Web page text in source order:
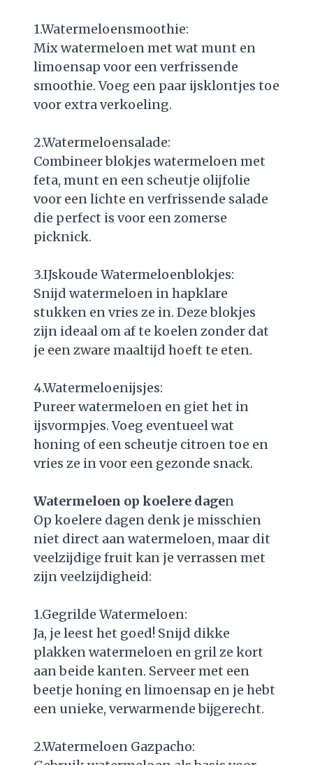
1.Watermeloensmoothie:
Mix watermeloen met wat munt en
limoensap voor een verfrissende
smoothie. Voeg een paar ijsklontjes toe
voor extra verkoeling.
2.Watermeloensalade:
Combineer blokjes watermeloen met
feta, munt en een scheutje olijfolie
voor een lichte en verfrissende salade
die perfect is voor een zomerse
picknick.
3.IJskoude Watermeloenblokjes:
Snijd watermeloen in hapklare
stukken en vries ze in. Deze blokjes
zijn ideaal om af te koelen zonder dat
je een zware maaltijd hoeft te eten.
4.Watermeloenijsjes:
Pureer watermeloen en giet het in
ijsvormpjes. Voeg eventueel wat
honing of een scheutje citroen toe en
vries ze in voor een gezonde snack.
Watermeloen op koelere dagen
Op koelere dagen denk je misschien
niet direct aan watermeloen, maar dit
veelzijdige fruit kan je verrassen met
zijn veelzijdigheid:
1.Gegrilde Watermeloen:
Ja, je leest het goed! Snijd dikke
plakken watermeloen en gril ze kort
aan beide kanten. Serveer met een
beetje honing en limoensap en je hebt
een unieke, verwarmende bijgerecht.
2.Watermeloen Gazpacho: